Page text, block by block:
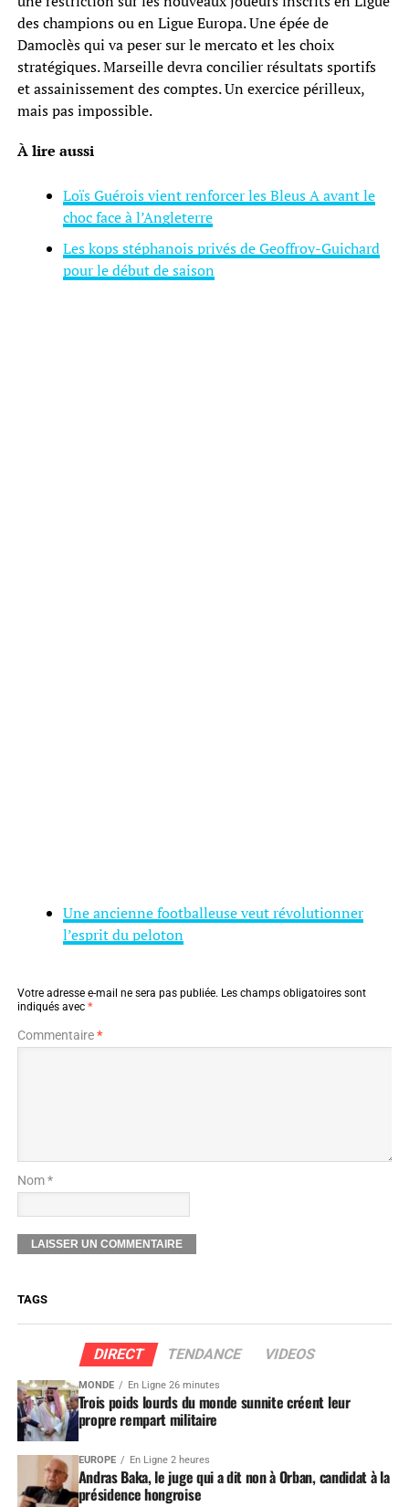
des champions ou en Ligue Europa. Une épée de
Damoclès qui va peser sur le mercato et les choix
stratégiques. Marseille devra concilier résultats sportifs
et assainissement des comptes. Un exercice périlleux,
mais pas impossible.
À lire aussi
Loïs Guérois vient renforcer les Bleus A avant le
choc face à l’Angleterre
Les kops stéphanois privés de Geoffroy-Guichard
pour le début de saison
Une ancienne footballeuse veut révolutionner
l’esprit du peloton
Votre adresse e-mail ne sera pas publiée. Les champs obligatoires sont
indiqués avec *
Commentaire*
Nom *
TAGS
DIRECT TENDANCE VIDEOS
MONDE En Ligne 26 minutes
Trois poids lourds du monde sunnite créent leur
propre rempart militaire
EUROPE En Ligne 2 heures
Andras Baka, le juge qui a dit non à Orban, candidat à la
présidence hongroise